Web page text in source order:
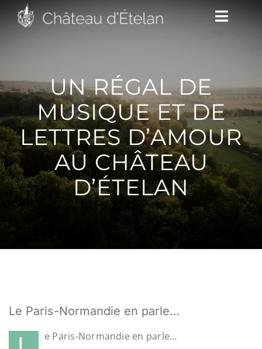
Passer
Toggle
VENIR
NOUS SUIVRE
L’ASSOCIATION
UN RÉGAL DE
MUSIQUE ET DE
LETTRES D’AMOUR
AU CHÂTEAU
D’ÉTELAN
Le Paris-Normandie en parle…
e Paris-Normandie en parle…